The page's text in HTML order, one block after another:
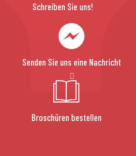
Schreiben Sie uns!
Senden Sie uns eine Nachricht
Broschüren bestellen